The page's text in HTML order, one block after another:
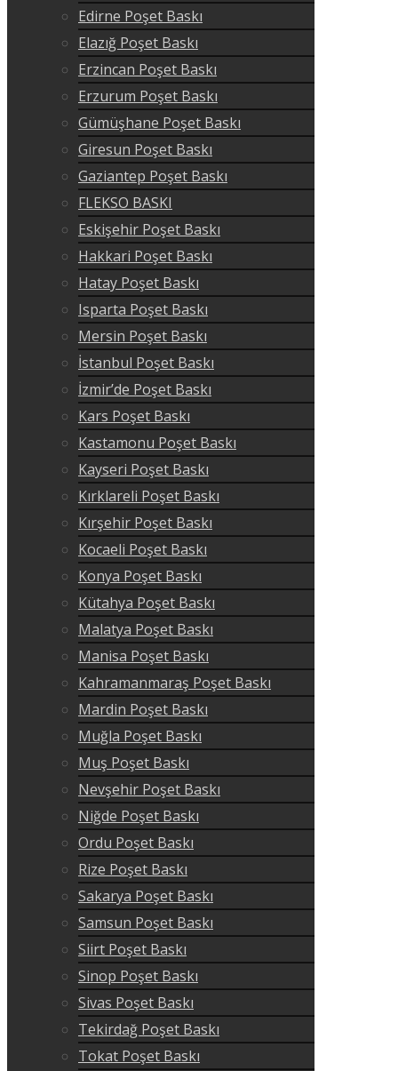
Edirne Poşet Baskı
Elazığ Poşet Baskı
Erzincan Poşet Baskı
Erzurum Poşet Baskı
Gümüşhane Poşet Baskı
Giresun Poşet Baskı
Gaziantep Poşet Baskı
FLEKSO BASKI
Eskişehir Poşet Baskı
Hakkari Poşet Baskı
Hatay Poşet Baskı
Isparta Poşet Baskı
Mersin Poşet Baskı
İstanbul Poşet Baskı
İzmir’de Poşet Baskı
Kars Poşet Baskı
Kastamonu Poşet Baskı
Kayseri Poşet Baskı
Kırklareli Poşet Baskı
Kırşehir Poşet Baskı
Kocaeli Poşet Baskı
Konya Poşet Baskı
Kütahya Poşet Baskı
Malatya Poşet Baskı
Manisa Poşet Baskı
Kahramanmaraş Poşet Baskı
Mardin Poşet Baskı
Muğla Poşet Baskı
Muş Poşet Baskı
Nevşehir Poşet Baskı
Niğde Poşet Baskı
Ordu Poşet Baskı
Rize Poşet Baskı
Sakarya Poşet Baskı
Samsun Poşet Baskı
Siirt Poşet Baskı
Sinop Poşet Baskı
Sivas Poşet Baskı
Tekirdağ Poşet Baskı
Tokat Poşet Baskı